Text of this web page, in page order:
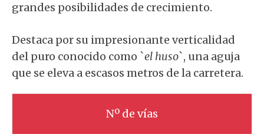
grandes posibilidades de crecimiento.
Destaca por su impresionante verticalidad
del puro conocido como `el huso`, una aguja
que se eleva a escasos metros de la carretera.
Nº de vías